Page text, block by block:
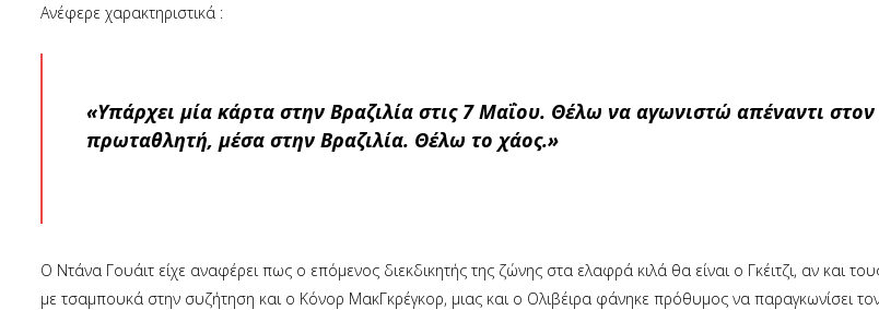
Ανέφερε χαρακτηριστικά :
«Υπάρχει μία κάρτα στην Βραζιλία στις 7 Μαΐου. Θέλω να αγωνιστώ απέναντι στον
πρωταθλητή, μέσα στην Βραζιλία. Θέλω το χάος.»
Ο Ντάνα Γουάιτ είχε αναφέρει πως ο επόμενος διεκδικητής της ζώνης στα ελαφρά κιλά θα είναι ο Γκέιτζι, αν και
με τσαμπουκά στην συζήτηση και ο Κόνορ ΜακΓκρέγκορ, μιας και ο Ολιβέιρα φάνηκε πρόθυμος να παραγκωνίσει τον